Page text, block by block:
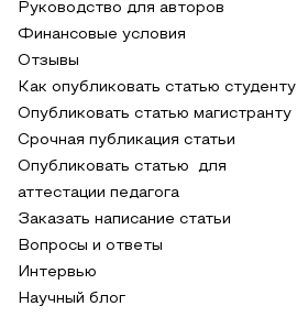
Руководство для авторов
Финансовые условия
Отзывы
Как опубликовать статью студенту
Опубликовать статью магистранту
Срочная публикация статьи
Опубликовать статью для
аттестации педагога
Заказать написание статьи
Вопросы и ответы
Интервью
Научный блог